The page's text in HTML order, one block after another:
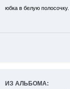
юбка в белую
ИЗ АЛЬБОМА: